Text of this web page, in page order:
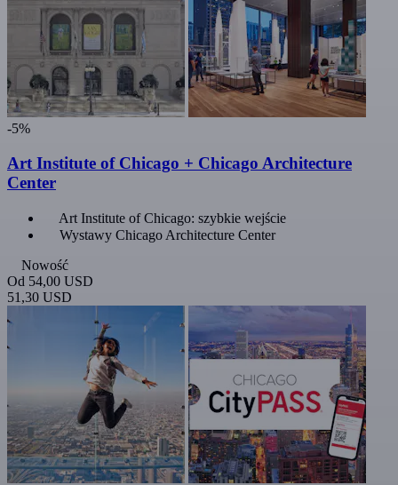
-5%
Art Institute of Chicago + Chicago Architecture
Center
Art Institute of Chicago: szybkie wejście
Wystawy Chicago Architecture Center
Nowość
Od 54,00 USD
51,30 USD